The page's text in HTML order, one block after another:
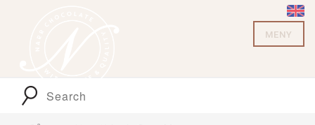
MENY